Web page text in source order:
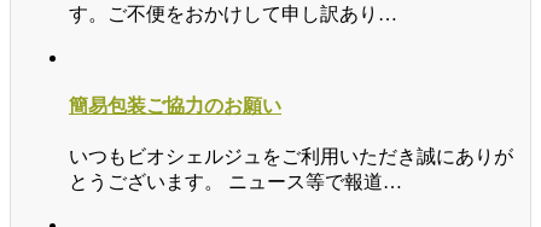
す。ご不便をおかけして申し訳あり…
簡易包装ご協力のお願い
いつもビオシェルジュをご利用いただき誠にありが
とうございます。 ニュース等で報道…